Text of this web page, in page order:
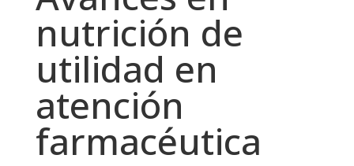
nutrición de
utilidad en
atención
farmacéutica